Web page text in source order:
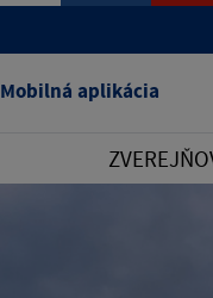
Mobilná aplikácia